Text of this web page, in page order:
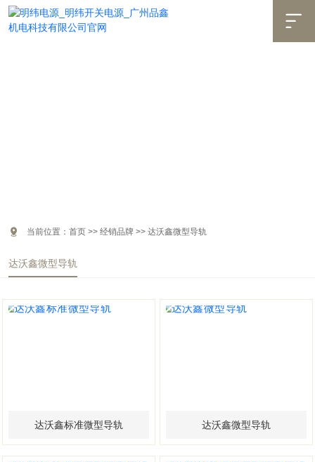

达沃鑫微型导轨
 当前位置： 首页 >> 经销品牌 >> 达沃鑫微型导轨
达沃鑫标准微型导轨 达沃鑫微型导轨